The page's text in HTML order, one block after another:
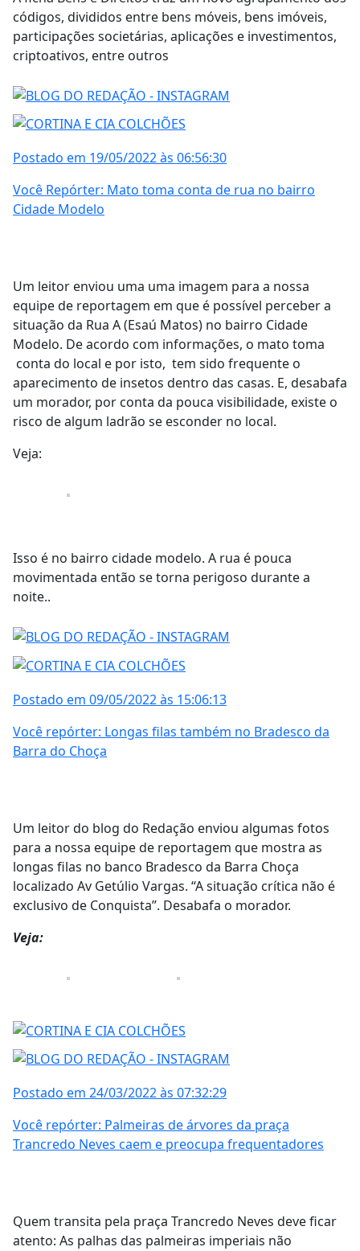
códigos, divididos entre bens móveis, bens imóveis,
participações societárias, aplicações e investimentos,
criptoativos, entre outros
Postado em 19/05/2022 às 06:56:30
Você Repórter: Mato toma conta de rua no bairro
Cidade Modelo
Um leitor enviou uma uma imagem para a nossa
equipe de reportagem em que é possível perceber a
situação da Rua A (Esaú Matos) no bairro Cidade
Modelo. De acordo com informações, o mato toma
conta do local e por isto, tem sido frequente o
aparecimento de insetos dentro das casas. E, desabafa
um morador, por conta da pouca visibilidade, existe o
risco de algum ladrão se esconder no local.
Veja:
Isso é no bairro cidade modelo. A rua é pouca
movimentada então se torna perigoso durante a
noite..
Postado em 09/05/2022 às 15:06:13
Você repórter: Longas filas também no Bradesco da
Barra do Choça
Um leitor do blog do Redação enviou algumas fotos
para a nossa equipe de reportagem que mostra as
longas filas no banco Bradesco da Barra Choça
localizado Av Getúlio Vargas. “A situação crítica não é
exclusivo de Conquista”. Desabafa o morador.
Veja:
Postado em 24/03/2022 às 07:32:29
Você repórter: Palmeiras de árvores da praça
Trancredo Neves caem e preocupa frequentadores
Quem transita pela praça Trancredo Neves deve ficar
atento: As palhas das palmeiras imperiais não